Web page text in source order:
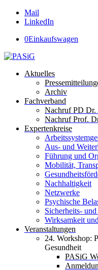
Mail
LinkedIn
0Einkaufswagen
Aktuelles
Archiv
Fachverband
Nachruf PD Dr.
Nachruf Prof.
Expertenkreise
Aus- und
Führung und
Mobilität,
Nachhaltigkeit
Netzwerke
Psychische
Sicherheits-
Wirksamkeit
Veranstaltungen
24. Workshop:
Gesundheit
PASiG